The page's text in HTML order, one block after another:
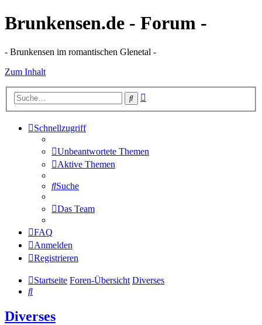
Brunkensen.de - Forum -
- Brunkensen im romantischen Glenetal -
Zum Inhalt
Suche
Schnellzugriff
Unbeantwortete Themen
Aktive Themen
Suche
Das Team
FAQ
Anmelden
Registrieren
Startseite Foren-Übersicht Diverses
Suche
Diverses